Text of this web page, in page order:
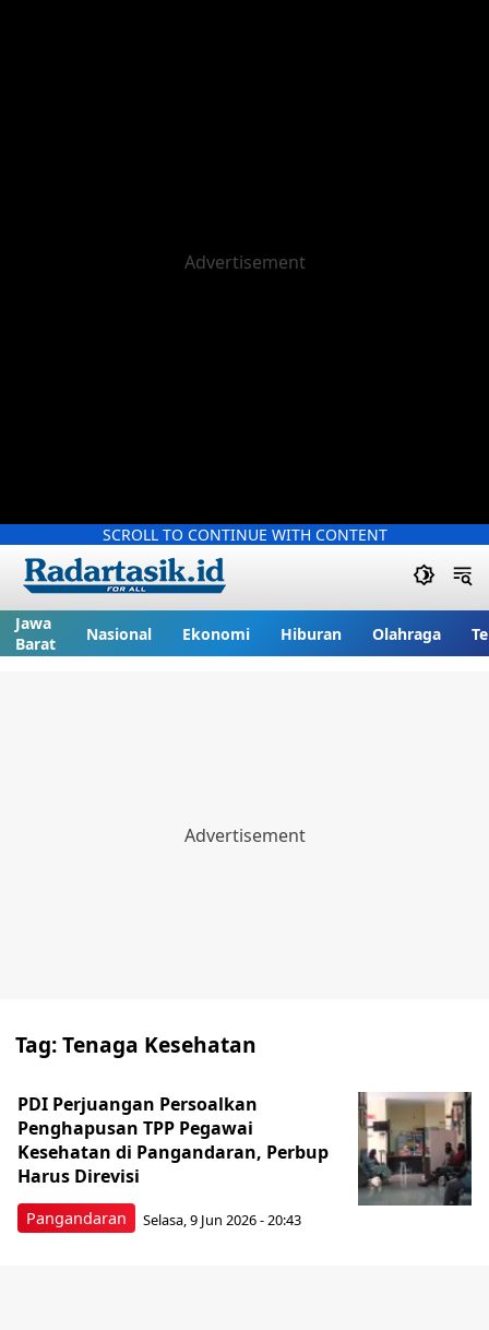
SCROLL TO CONTINUE WITH CONTENT
Jawa
Barat
Nasional Ekonomi Hiburan Olahraga
Tag:Tenaga Kesehatan
Pangandaran
PDI Perjuangan Persoalkan
Penghapusan TPP Pegawai
Kesehatan di Pangandaran, Perbup
Harus Direvisi
Selasa, 9 Jun 2026 - 20:43